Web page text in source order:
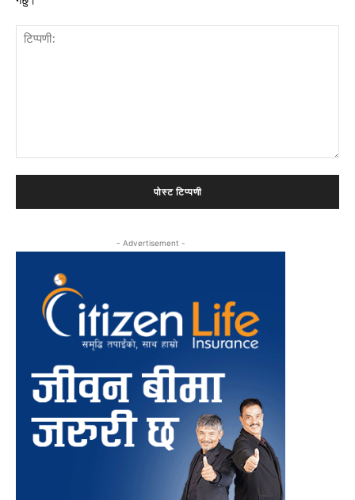
- Advertisement -